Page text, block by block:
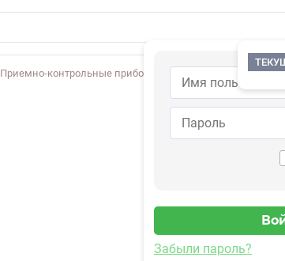
Забыли пароль?
Приемно-контрольные приборы Дополнительные